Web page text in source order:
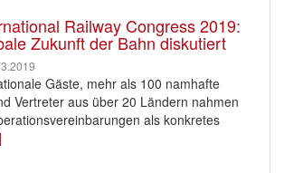
Railway Congress 2019:
Zukunft der Bahn diskutiert
Gäste, mehr als 100 namhafte
Vertreter aus über 20 Ländern nahmen
als konkretes